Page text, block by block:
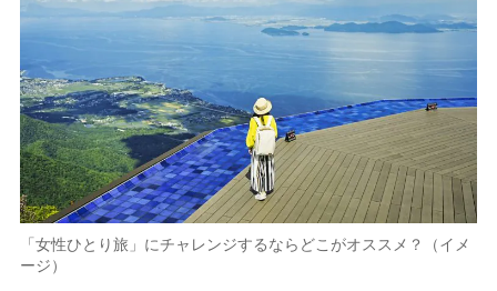
「女性ひとり旅」にチャレンジするならどこがオススメ？（イメ
ージ）